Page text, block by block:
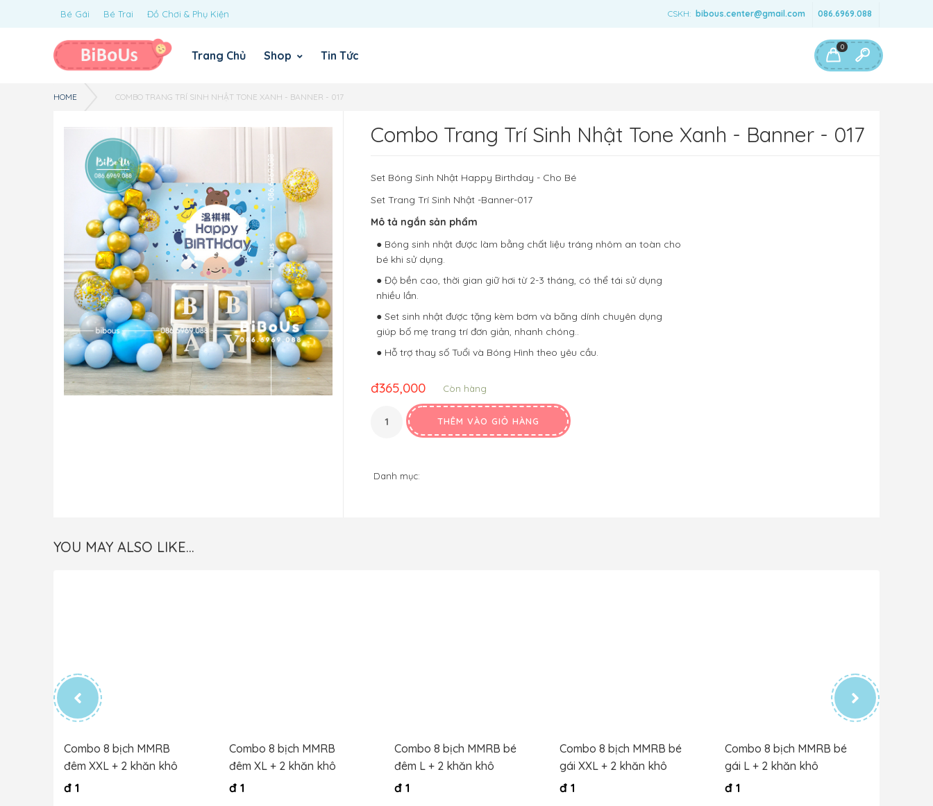
CSKH: bibous.center@gmail.com 086.6969.088
Bé Gái Bé Trai Đồ Chơi & Phụ Kiện
0
Trang Chủ Shop Tin Tức
HOME COMBO TRANG TRÍ SINH NHẬT TONE XANH - BANNER - 017
Combo Trang Trí Sinh Nhật Tone Xanh - Banner - 017
Set Bóng Sinh Nhật Happy Birthday - Cho Bé
Set Trang Trí Sinh Nhật -Banner-017
Mô tả ngắn sản phẩm
● Bóng sinh nhật được làm bằng chất liệu tráng nhôm an toàn cho
bé khi sử dụng.
● Độ bền cao, thời gian giữ hơi từ 2-3 tháng, có thể tái sử dụng
nhiều lần.
● Set sinh nhật được tặng kèm bơm và băng dính chuyên dụng
giúp bố mẹ trang trí đơn giản, nhanh chóng..
● Hỗ trợ thay số Tuổi và Bóng Hình theo yêu cầu.
đ365,000 Còn hàng
THÊM VÀO GIỎ HÀNG
Danh mục:
YOU MAY ALSO LIKE…
Combo 8 bịch MMRB
đêm XXL + 2 khăn khô
đ 1
Combo 8 bịch MMRB
đêm XL + 2 khăn khô
đ 1
Combo 8 bịch MMRB bé
đêm L + 2 khăn khô
đ 1
Combo 8 bịch MMRB bé
gái XXL + 2 khăn khô
đ 1
Combo 8 bịch MMRB bé
gái L + 2 khăn khô
đ 1